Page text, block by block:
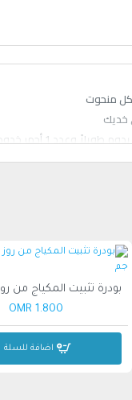
منحوت
خديك
1.800 OMR
اضافة للسلة